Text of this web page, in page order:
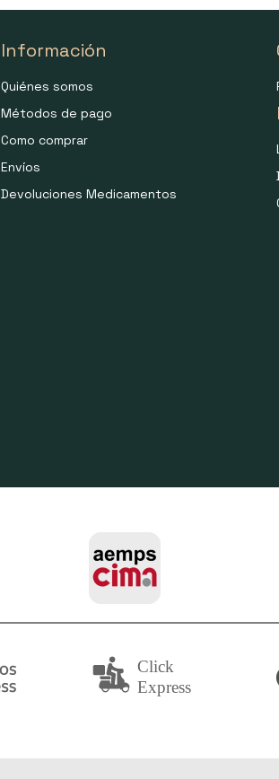
Información
Quiénes somos
Métodos de pago
Como comprar
Envíos
Devoluciones Medicamentos